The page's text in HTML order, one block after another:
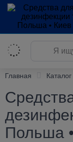
Главная
Польша